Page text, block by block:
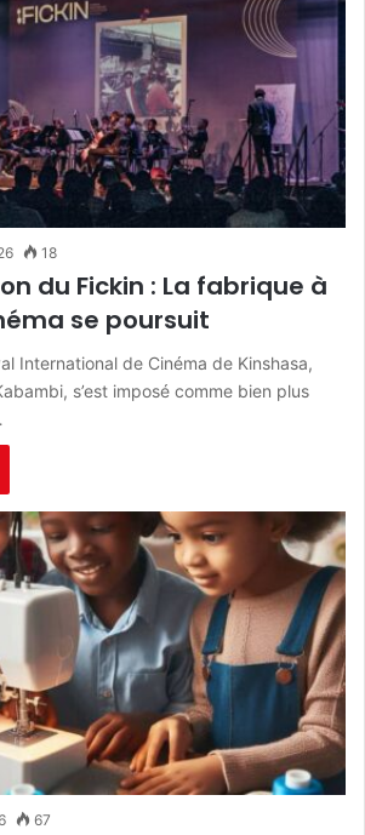
18
du Fickin : La fabrique à
se poursuit
International de Cinéma de Kinshasa,
s’est imposé comme bien plus
67